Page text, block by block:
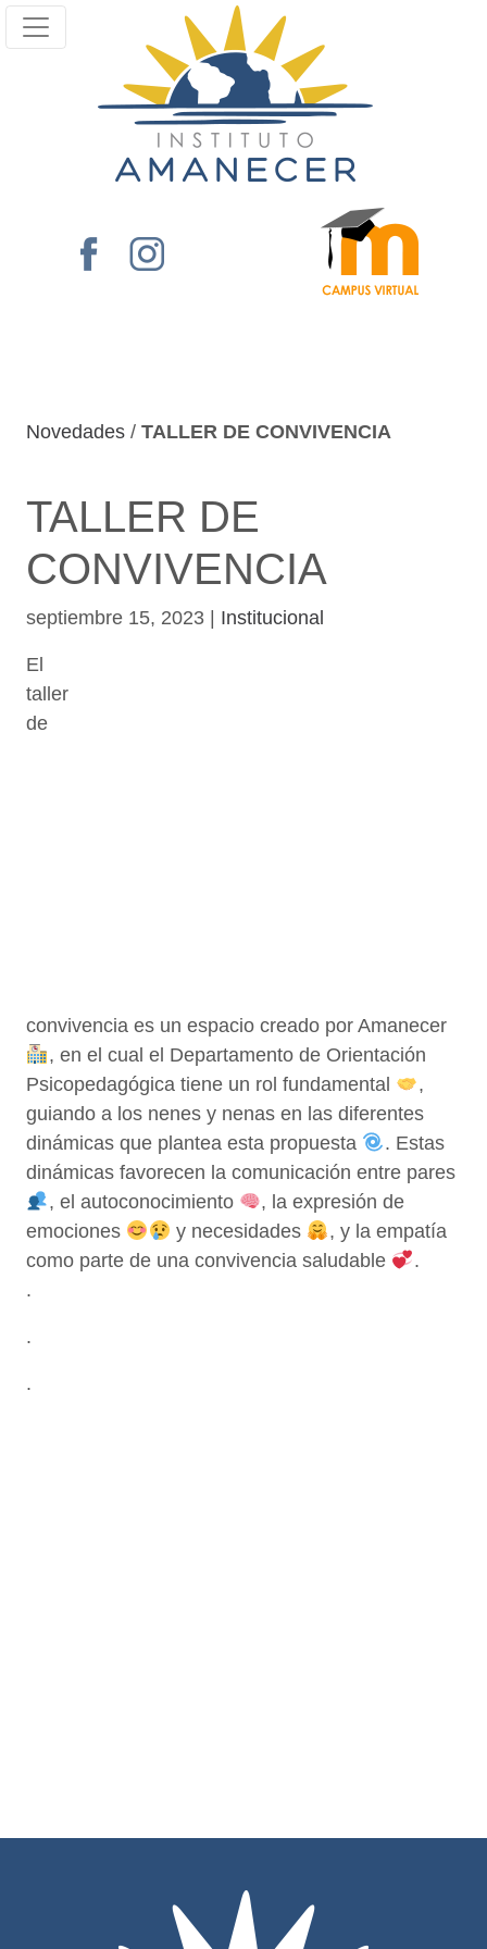
Novedades / TALLER DE CONVIVENCIA
TALLER DE
CONVIVENCIA
septiembre 15, 2023 | Institucional
El
taller
de
convivencia es un espacio creado por Amanecer
, en el cual el Departamento de Orientación
Psicopedagógica tiene un rol fundamental
,
guiando a los nenes y nenas en las diferentes
dinámicas que plantea esta propuesta
. Estas
dinámicas favorecen la comunicación entre pares
, el autoconocimiento
, la expresión de
emociones
y necesidades
, y la empatía
como parte de una convivencia saludable
.
.
.
.